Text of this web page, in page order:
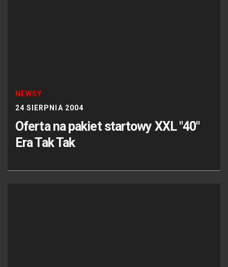
NEWSY
24 SIERPNIA 2004
Oferta na pakiet startowy XXL "40"
Era Tak Tak